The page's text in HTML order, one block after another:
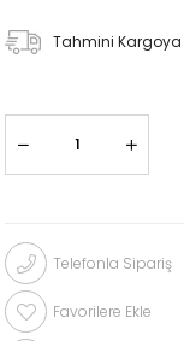
Tahmini Kargoya
Telefonla Sipariş
Favorilere Ekle